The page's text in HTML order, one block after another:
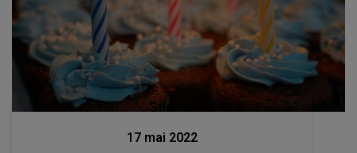
Stiri
17 mai 2022